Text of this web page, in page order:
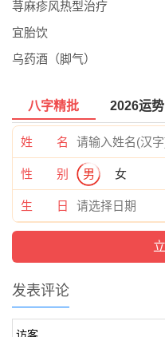
荨麻疹风热型治疗
宜胎饮
乌药酒（脚气）
八字精批 2026运势
姓 名
性 别 男 女
生 日
发表评论